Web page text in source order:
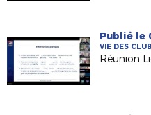
Publié le
VIE DES
Réunion